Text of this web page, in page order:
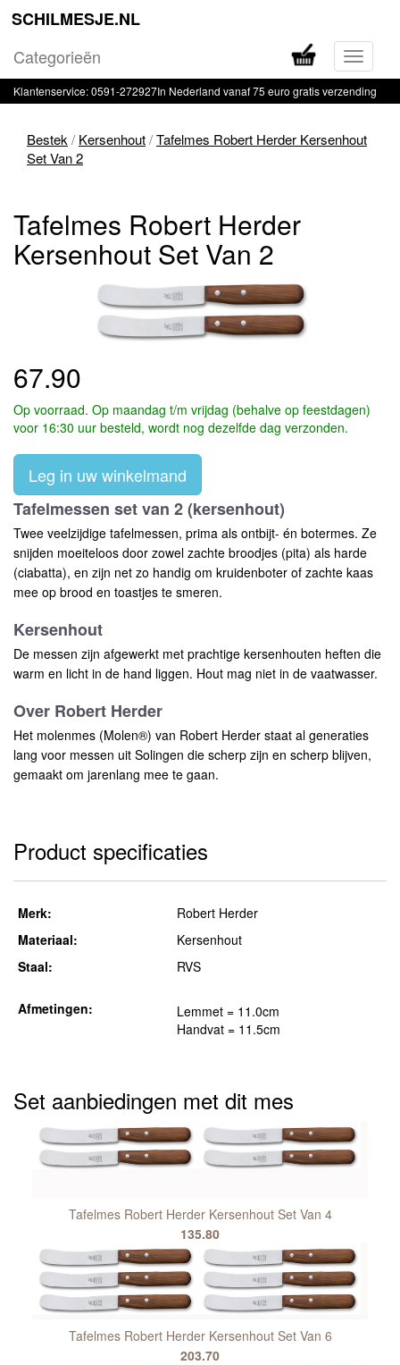
SCHILMESJE.NL
in-
of
Categorieën
Klantenservice: 0591-272927In Nederland vanaf 75 euro gratis verzending
Bestek / Kersenhout/Tafelmes Robert Herder Kersenhout
Set Van 2
Tafelmes Robert Herder
Kersenhout Set Van 2
67.90
Op voorraad. Op maandag t/m vrijdag (behalve op feestdagen)
voor 16:30 uur besteld, wordt nog dezelfde dag verzonden.
Leg in uw winkelmand
Tafelmessen set van 2 (kersenhout)
Twee veelzijdige tafelmessen, prima als ontbijt- én botermes. Ze
snijden moeiteloos door zowel zachte broodjes (pita) als harde
(ciabatta), en zijn net zo handig om kruidenboter of zachte kaas
mee op brood en toastjes te smeren.
Kersenhout
De messen zijn afgewerkt met prachtige kersenhouten heften die
warm en licht in de hand liggen. Hout mag niet in de vaatwasser.
Over Robert Herder
Het molenmes (Molen®) van Robert Herder staat al generaties
lang voor messen uit Solingen die scherp zijn en scherp blijven,
gemaakt om jarenlang mee te gaan.
Product specificaties
Merk:
Robert Herder
Materiaal:
Kersenhout
Staal:
RVS
Afmetingen:
Lemmet = 11.0cm
Handvat = 11.5cm
Set aanbiedingen met dit mes
Tafelmes Robert Herder Kersenhout Set Van 4
135.80
Tafelmes Robert Herder Kersenhout Set Van 6
203.70